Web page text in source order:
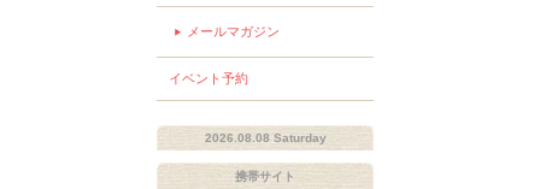
メールマガジン
イベント予約
2026.08.08 Saturday
携帯サイト